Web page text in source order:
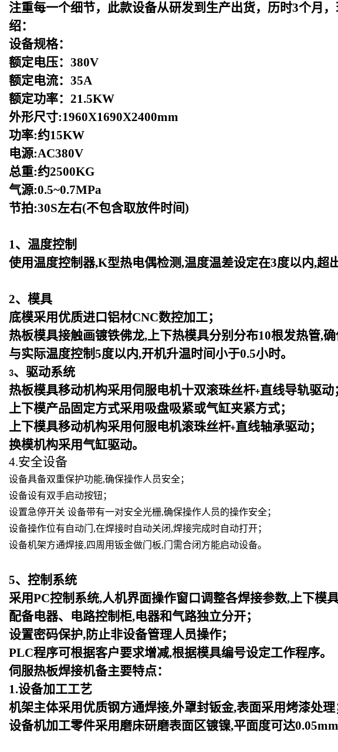
注重每一个细节，此款设备从研发到生产出货，历时3个月
绍：
设备规格：
额定电压：380V
额定电流：35A
额定功率：21.5KW
外形尺寸:1960X1690X2400mm
功率:约15KW
电源:AC380V
总重:约2500KG
气源:0.5~0.7MPa
节拍:30S左右(不包含取放件时间)
1、温度控制
使用温度控制器,K型热电偶检测,温度温差设定在3度以内,超
2、模具
底模采用优质进口铝材CNC数控加工；
热板模具接触画镀铁佛龙,上下热模具分别分布10根发热管,
与实际温度控制5度以内,开机升温时间小于0.5小时。
3、驱动系统
热板模具移动机构采用伺服电机十双滚珠丝杆+直线导轨驱动
上下模产品固定方式采用吸盘吸紧或气缸夹紧方式；
上下模具移动机构采用何服电机滚珠丝杆+直线轴承驱动；
换模机构采用气缸驱动。
4.安全设备
设备具备双重保护功能,确保操作人员安全；
设备设有双手启动按钮；
设置急停开关 设备带有一对安全光栅,确保操作人员的操作安全；
设备操作位有自动门,在焊接时自动关闭,焊接完成时自动打开；
设备机架方通焊接,四周用钣金做门板,门需合闭方能启动设备。
5、控制系统
采用PC控制系统,人机界面操作窗口调整各焊接参数,上下模具
配备电器、电路控制柜,电器和气路独立分开；
设置密码保护,防止非设备管理人员操作；
PLC程序可根据客户要求增减,根据模具编号设定工作程序。
伺服热板焊接机备主要特点：
1.设备加工工艺
机架主体采用优质钢方通焊接,外罩封钣金,表面采用烤漆处理
设备机加工零件采用磨床研磨表面区镀镍,平面度可达0.05mm